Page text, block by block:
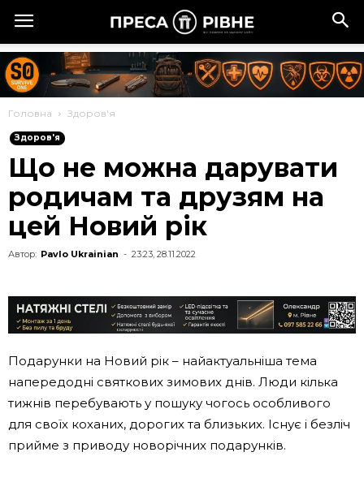
Головна Здоров'я
Здоров'я
Що не можна дарувати
родичам та друзям на
цей Новий рік
Автор: Pavlo Ukrainian - 23:23, 28.11.2022
Подарунки на Новий рік – найактуальніша тема
напередодні святкових зимових днів. Люди кілька
тижнів перебувають у пошуку чогось особливого
для своїх коханих, дорогих та близьких. Існує і безліч
прийме з приводу новорічних подарунків.